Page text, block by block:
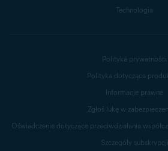
Technologia
Polityka prywatności
Polityka dotycząca
Informacje prawne
Zgłoś lukę w
Oświadczenie dotyczące przeciwdziałania
Szczegóły subskrypcji